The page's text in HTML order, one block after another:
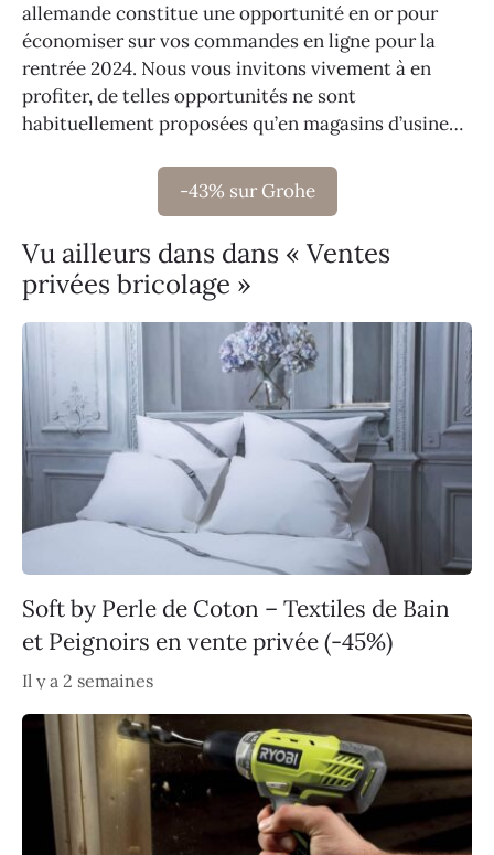
allemande constitue une opportunité en or pour
économiser sur vos commandes en ligne pour la
rentrée 2024. Nous vous invitons vivement à en
profiter, de telles opportunités ne sont
habituellement proposées qu’en magasins d’usine…
-43% sur Grohe
Vu ailleurs dans dans « Ventes
privées bricolage »
Soft by Perle de Coton – Textiles de Bain
et Peignoirs en vente privée (-45%)
Il y a 2 semaines